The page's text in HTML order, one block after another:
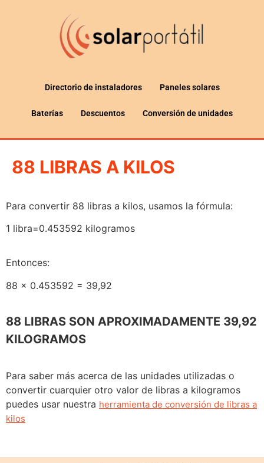
Directorio de instaladores Paneles solares
Baterías Descuentos Conversión de unidades
88 LIBRAS A KILOS
Para convertir 88 libras a kilos, usamos la fórmula:
1 libra=0.453592 kilogramos
Entonces:
88 x 0.453592 = 39,92
88 LIBRAS SON APROXIMADAMENTE 39,92
KILOGRAMOS
Para saber más acerca de las unidades utilizadas o
convertir cuarquier otro valor de libras a kilogramos
puedes usar nuestra herramienta de conversión de libras a
kilos